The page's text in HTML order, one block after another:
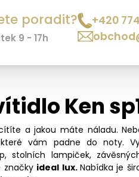
poradit?
9 - 17h
+420
Ken
a jakou máte náladu.
vám padne do noty.
stolních lampiček,
značky ideal lux.Nabídka je